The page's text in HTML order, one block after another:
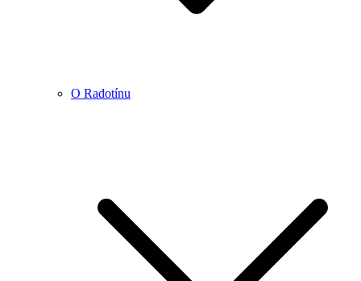
O Radotínu